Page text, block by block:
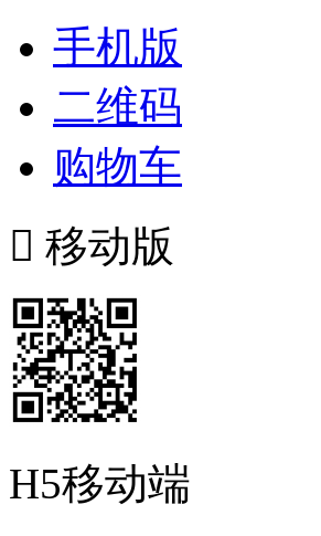
手机版
二维码
购物车
 移动版
H5移动端